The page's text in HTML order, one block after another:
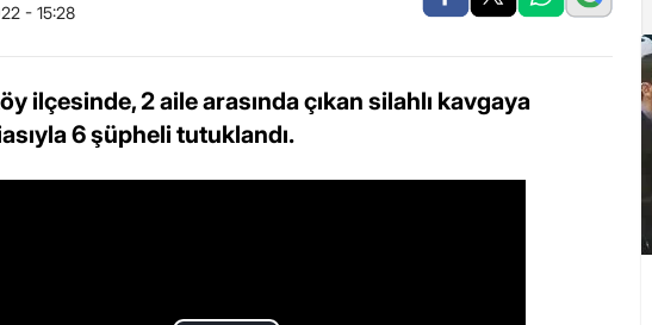
- 15:28
ilçesinde, 2 aile arasında çıkan silahlı kavgaya
6 şüpheli tutuklandı.